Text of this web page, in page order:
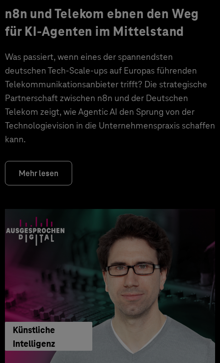
n8n und Telekom ebnen den Weg
für KI-Agenten im Mittelstand
Was passiert, wenn eines der spannendsten
deutschen Tech-Scale-ups auf Europas führenden
Telekommunikationsanbieter trifft? Die strategische
Partnerschaft zwischen n8n und der Deutschen
Telekom zeigt, wie Agentic AI den Sprung von der
Technologievision in die Unternehmenspraxis schaffen
kann.
Mehr lesen
Künstliche
Intelligenz